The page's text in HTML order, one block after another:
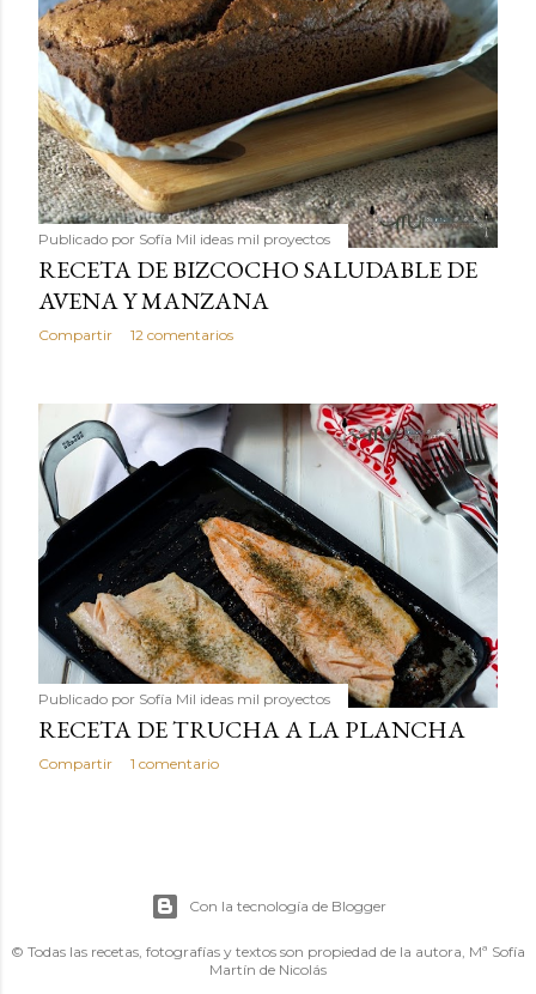
Publicado por Sofía Mil ideas mil proyectos
RECETA DE BIZCOCHO SALUDABLE DE
AVENA Y MANZANA
Compartir 12 comentarios
Publicado por Sofía Mil ideas mil proyectos
RECETA DE TRUCHA A LA PLANCHA
Compartir 1 comentario
Con la tecnología de Blogger
© Todas las recetas, fotografías y textos son propiedad de la autora, Mª Sofía
Martín de Nicolás